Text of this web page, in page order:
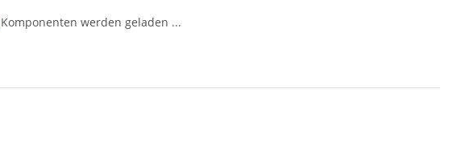
Komponenten werden geladen ...